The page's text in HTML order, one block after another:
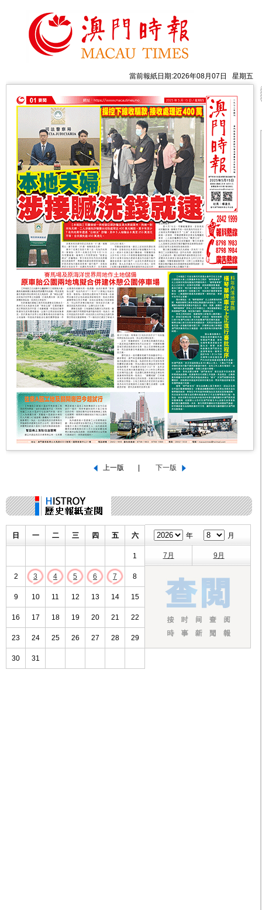
當前報紙日期:2026年08月07日 星期五
日 一 二 三 四 五 六
1
2 3 4 5 6 7 8
9 10 11 12 13 14 15
16 17 18 19 20 21 22
23 24 25 26 27 28 29
30 31
年 月
7月 9月